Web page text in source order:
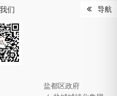
导航
们
盐都区政府